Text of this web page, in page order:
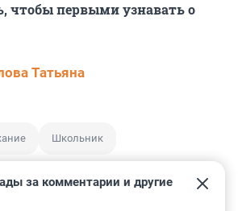
чтобы первыми узнавать о
Татьяна
Школьник
за комментарии и другие